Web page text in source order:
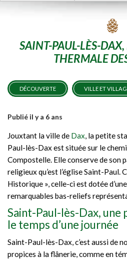
SAINT-PAUL-LÈS-
THERMALE
DÉCOUVERTE VILLE ET
Publié il y a 6 ans
Jouxtant la ville de Dax, la petite
Paul-lès-Dax est située sur le
Compostelle. Elle conserve de son
religieux qu’est l’église Saint-Paul.
Historique », celle-ci est dotée
remarquables bas-reliefs
Saint-Paul-lès-Dax,
le temps d’une journée
Saint-Paul-lès-Dax, c’est aussi de
propices à la flânerie, comme en